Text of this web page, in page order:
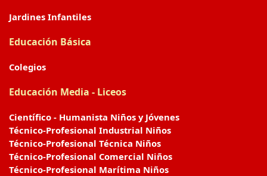
Jardines Infantiles
Educación Básica
Colegios
Educación Media - Liceos
Científico - Humanista Niños y Jóvenes
Técnico-Profesional Industrial Niños
Técnico-Profesional Técnica Niños
Técnico-Profesional Comercial Niños
Técnico-Profesional Marítima Niños